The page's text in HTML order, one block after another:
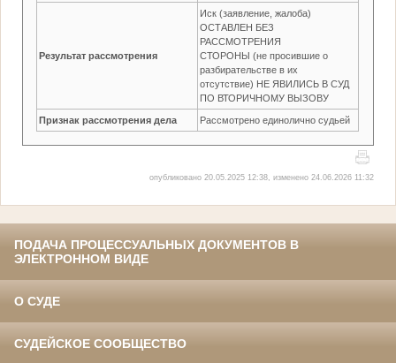
Результат рассмотрения
Иск (заявление, жалоба)
ОСТАВЛЕН БЕЗ
РАССМОТРЕНИЯ
СТОРОНЫ (не просившие о
разбирательстве в их
отсутствие) НЕ ЯВИЛИСЬ В СУД
ПО ВТОРИЧНОМУ ВЫЗОВУ
Признак рассмотрения дела Рассмотрено единолично судьей
опубликовано 20.05.2025 12:38, изменено 24.06.2026 11:32
ПОДАЧА ПРОЦЕССУАЛЬНЫХ ДОКУМЕНТОВ В
ЭЛЕКТРОННОМ ВИДЕ
О СУДЕ
СУДЕЙСКОЕ СООБЩЕСТВО